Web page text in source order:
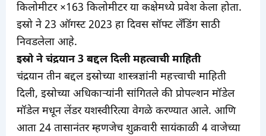
किलोमीटर ×163 किलोमीटर या कक्षेमध्ये प्रवेश केला होता.
इस्रो ने 23 ऑगस्ट 2023 हा दिवस सॉफ्ट लँडिंग साठी
निवडलेला आहे.
इस्रो ने चंद्रयान 3 बद्दल दिली महत्वाची माहिती
चंद्रयान तीन बद्दल इस्रोच्या शास्त्रज्ञांनी महत्त्वाची माहिती
दिली, इस्रोच्या अधिकाऱ्यांनी सांगितले की प्रोपल्शन मॉडेल
मॉडेल मधून लेंडर यशस्वीरित्या वेगळे करण्यात आले. आणि
आता 24 तासानंतर म्हणजेच शुक्रवारी सायंकाळी 4 वाजेच्या